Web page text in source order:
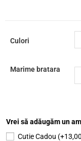
Culori
Marime bratara
Vrei să adăugăm un
Cutie Cadou (+13,00